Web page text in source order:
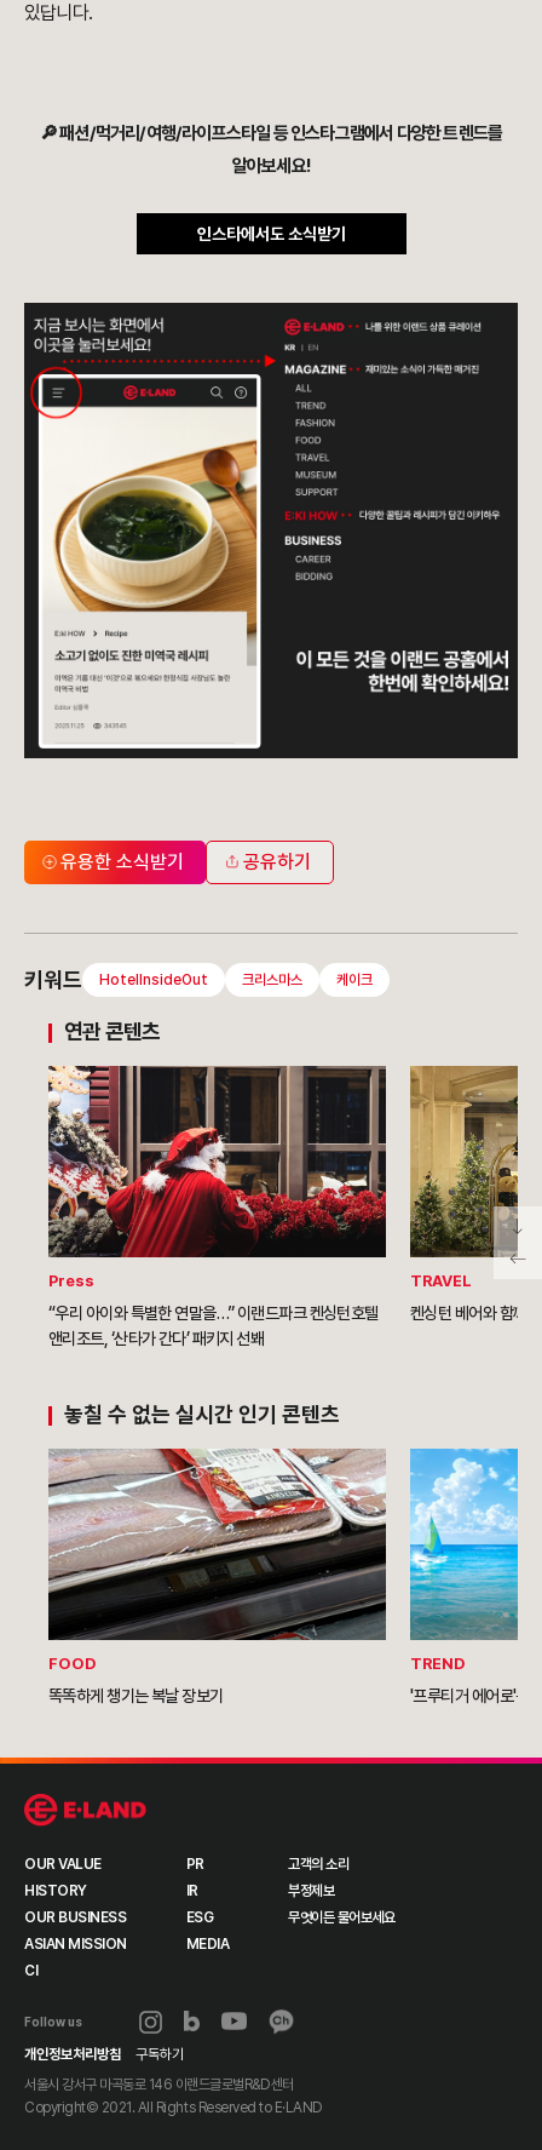
있답니다.
🔎 패션/먹거리/여행/라이프스타일 등 인스타그램에서 다양한 트렌드를
알아보세요!
인스타에서도 소식받기
유용한 소식받기 공유하기
키워드 HotelInsideOut 크리스마스 케이크
연관 콘텐츠
Press
“우리 아이와 특별한 연말을…” 이랜드파크 켄싱턴호텔
앤리조트, ‘산타가 간다’ 패키지 선봬
TRAVEL
켄싱턴 베어와 함께
놓칠 수 없는 실시간 인기 콘텐츠
FOOD
똑똑하게 챙기는 복날 장보기
TREND
'프루티거 에어로'를
OUR VALUE
HISTORY
OUR BUSINESS
ASIAN MISSION
CI
PR
IR
ESG
MEDIA
고객의 소리
부정제보
무엇이든 물어보세요
Follow us
개인정보처리방침
구독하기
서울시 강서구 마곡동로 146 이랜드글로벌R&D센터
Copyright© 2021. All Rights Reserved to E·LAND